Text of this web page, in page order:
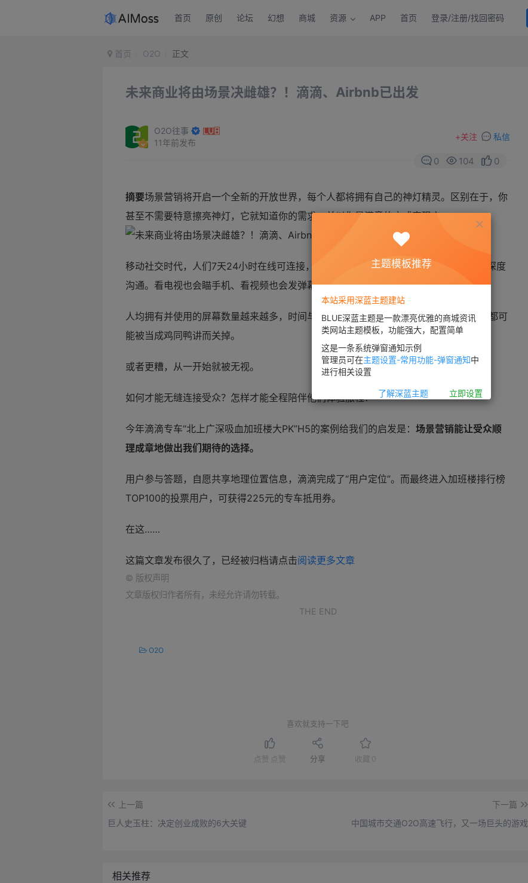
首页 原创 论坛 幻想 商城 资源 APP 首页 登录/注册/找回密码
首页 O2O 正文
未来商业将由场景决雌雄？！滴滴、Airbnb已出发
O2O往事
11年前发布
+关注 私信
0 104 0
摘要场景营销将开启一个全新的开放世界，每个人都将拥有自己的神灯精灵。区别在于，你
甚至不需要特意擦亮神灯，它就知道你的需求，并以你最满意的方式实现它。
移动社交时代，人们7天24小时在线可连接，营销人却依旧找不到自己的目标受众进行深度
沟通。看电视也会瞄手机、看视频也会发弹幕、看Kindle也会分享批注。
人均拥有并使用的屏幕数量越来越多，时间与专注却不断被蚕食。所有精心打造的传播都可
能被当成鸡同鸭讲而关掉。
或者更糟，从一开始就被无视。
如何才能无缝连接受众？怎样才能全程陪伴他们体验旅程？
今年滴滴专车“北上广深吸血加班楼大PK”H5的案例给我们的启发是： 场景营销能让受众顺
理成章地做出我们期待的选择。
用户参与答题，自愿共享地理位置信息，滴滴完成了“用户定位”。而最终进入加班楼排行榜
TOP100的投票用户，可获得225元的专车抵用券。
在这……
这篇文章发布很久了，已经被归档请点击阅读更多文章
© 版权声明
文章版权归作者所有，未经允许请勿转载。
THE END
O2O
喜欢就支持一下吧
点赞 点赞 分享 收藏 0
上一篇
巨人史玉柱：决定创业成败的6大关键
下一篇
中国城市交通O2O高速飞行，又一场巨头的游戏
相关推荐
主题模板推荐
本站采用深蓝主题建站
BLUE深蓝主题是一款漂亮优雅的商城资讯
类网站主题模板，功能强大，配置简单
这是一条系统弹窗通知示例
管理员可在主题设置-常用功能-弹窗通知中
进行相关设置
了解深蓝主题 立即设置